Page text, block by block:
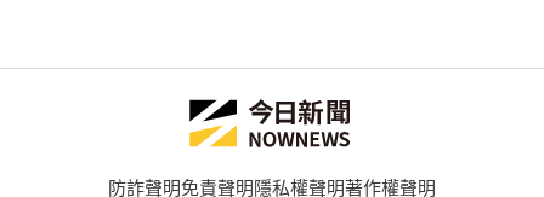
防詐聲明免責聲明隱私權聲明著作權聲明